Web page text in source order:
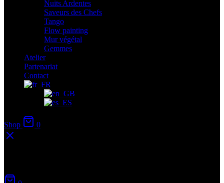
Nuits Ardentes
Saveurs des Chefs
Tango
Flow painting
Mur végétal
Gemmes
Atelier
Partenariat
Contact
Shop 0